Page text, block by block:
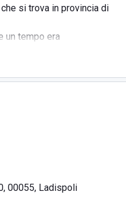
si trova in provincia di
un tempo era
sarà piacevole visitare.
a questo spettacolo
00055, Ladispoli